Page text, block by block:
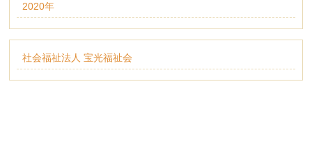
2020年
社会福祉法人 宝光福祉会